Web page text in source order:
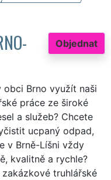
Objednat
obci Brno využít naši
práce ze široké
a služeb? Chcete
ucpaný odpad,
v Brně-Líšni vždy
kvalitně a rychle?
truhlářské